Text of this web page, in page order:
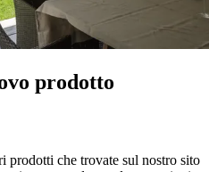
prodotto
prodotti che trovate sul nostro sito